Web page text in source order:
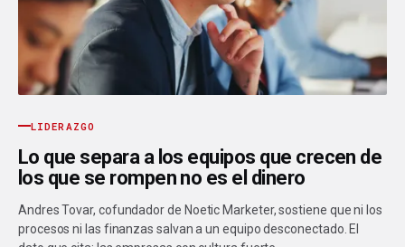
LIDERAZGO
Lo que separa a los equipos que crecen de
los que se rompen no es el dinero
Andres Tovar, cofundador de Noetic Marketer, sostiene que ni los
procesos ni las finanzas salvan a un equipo desconectado. El